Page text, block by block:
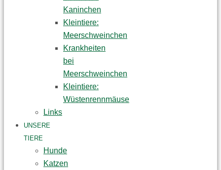
Kaninchen
Kleintiere:
Meerschweinchen
Krankheiten
bei
Meerschweinchen
Kleintiere:
Wüstenrennmäuse
Links
UNSERE
TIERE
Hunde
Katzen